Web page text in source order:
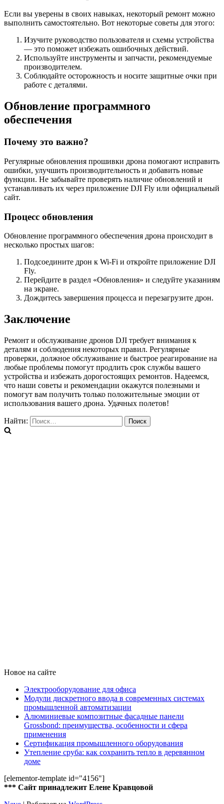
Если вы уверены в своих навыках, некоторый ремонт можно
выполнить самостоятельно. Вот некоторые советы для этого:
Изучите руководство пользователя и схемы устройства
— это поможет избежать ошибочных действий.
Используйте инструменты и запчасти, рекомендуемые
производителем.
Соблюдайте осторожность и носите защитные очки при
работе с деталями.
Обновление программного
обеспечения
Почему это важно?
Регулярные обновления прошивки дрона помогают исправить
ошибки, улучшить производительность и добавить новые
функции. Не забывайте проверять наличие обновлений и
устанавливать их через приложение DJI Fly или официальный
сайт.
Процесс обновления
Обновление программного обеспечения дрона происходит в
несколько простых шагов:
Подсоедините дрон к Wi-Fi и откройте приложение DJI
Fly.
Перейдите в раздел «Обновления» и следуйте указаниям
на экране.
Дождитесь завершения процесса и перезагрузите дрон.
Заключение
Ремонт и обслуживание дронов DJI требует внимания к
деталям и соблюдения некоторых правил. Регулярные
проверки, должное обслуживание и быстрое реагирование на
любые проблемы помогут продлить срок службы вашего
устройства и избежать дорогостоящих ремонтов. Надеемся,
что наши советы и рекомендации окажутся полезными и
помогут вам получить только положительные эмоции от
использования вашего дрона. Удачных полетов!
Найти:
Новое на сайте
Электрооборудование для офиса
Модули дискретного ввода в современных системах
промышленной автоматизации
Алюминиевые композитные фасадные панели
Grossbond: преимущества, особенности и сфера
применения
Сертификация промышленного оборудования
Утепление сруба: как сохранить тепло в деревянном
доме
[elementor-template id="4156"]
*** Сайт принадлежит Елене Кравцовой